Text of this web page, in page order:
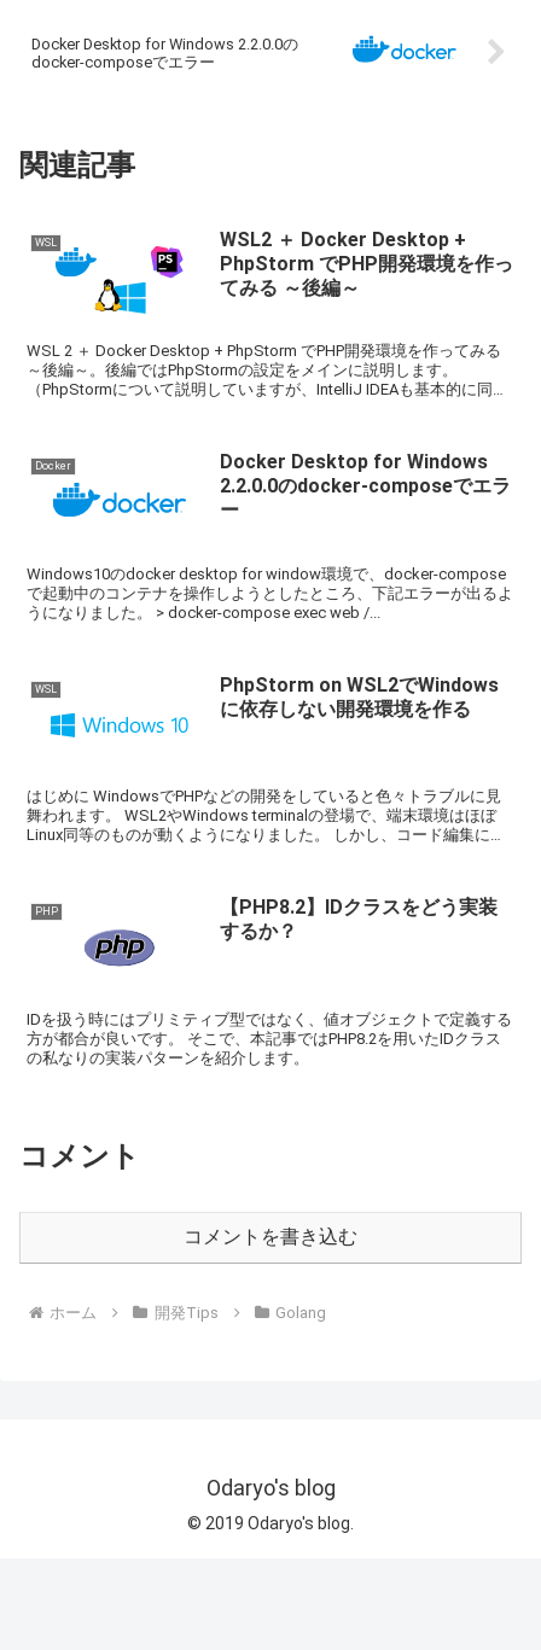
Docker Desktop for Windows 2.2.0.0の
docker-composeでエラー
関連記事
WSL
WSL2 ＋ Docker Desktop +
PhpStorm でPHP開発環境を作っ
てみる ～後編～
WSL 2 ＋ Docker Desktop + PhpStorm でPHP開発環境を作ってみる
～後編～。後編ではPhpStormの設定をメインに説明します。
（PhpStormについて説明していますが、IntelliJ IDEAも基本的に同じ
Docker
Docker Desktop for Windows
2.2.0.0のdocker-composeでエラ
ー
Windows10のdocker desktop for window環境で、docker-compose
で起動中のコンテナを操作しようとしたところ、下記エラーが出るよ
うになりました。 > docker-compose exec web /...
WSL
PhpStorm on WSL2でWindows
に依存しない開発環境を作る
はじめに WindowsでPHPなどの開発をしていると色々トラブルに見
舞われます。 WSL2やWindows terminalの登場で、端末環境はほぼ
Linux同等のものが動くようになりました。 しかし、コード編集に
PHP
【PHP8.2】IDクラスをどう実装
するか？
IDを扱う時にはプリミティブ型ではなく、値オブジェクトで定義する
方が都合が良いです。 そこで、本記事ではPHP8.2を用いたIDクラス
の私なりの実装パターンを紹介します。
コメント
コメントを書き込む
ホーム 開発Tips Golang
Odaryo's blog
© 2019 Odaryo's blog.